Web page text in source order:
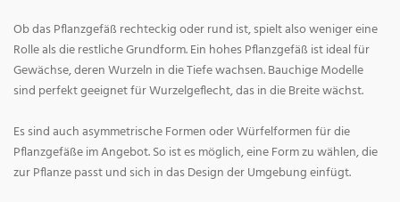
Ob das Pflanzgefäß rechteckig oder rund ist, spielt also weniger eine
Rolle als die restliche Grundform. Ein hohes Pflanzgefäß ist ideal für
Gewächse, deren Wurzeln in die Tiefe wachsen. Bauchige Modelle
sind perfekt geeignet für Wurzelgeflecht, das in die Breite wächst.
Es sind auch asymmetrische Formen oder Würfelformen für die
Pflanzgefäße im Angebot. So ist es möglich, eine Form zu wählen, die
zur Pflanze passt und sich in das Design der Umgebung einfügt.